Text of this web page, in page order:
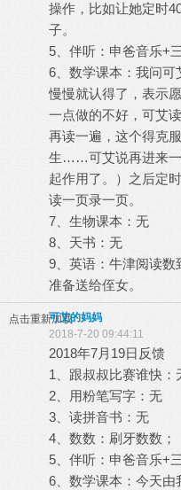
操作，比如让她定时
子。
5、伴听：申爸音乐+
6、数学课本：我问可
慢慢就认得了，表示
一点做的不好，可艾
再读一遍，这个得克
生……可艾说再进来一
起作用了。）之后定
读一页录一页。
7、生物课本：无
8、天书：无
9、英语：牛津阅读
准备送给侄女。
点击重新加载可艾的妈妈
2018-7-20 09:44:11
2018年7月19日反馈
1、跟叔叔比赛谁快：
2、用粉笔写字：无
3、读拼音书：无
4、数数：刷牙数数；
5、伴听：申爸音乐+
6、数学课本：今天由